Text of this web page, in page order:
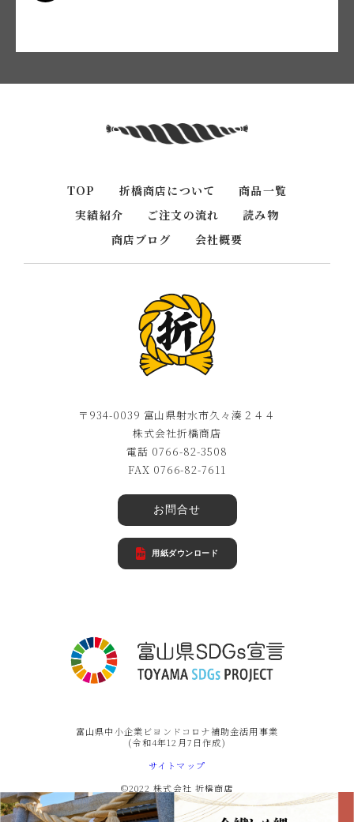
TOP 折橋商店について
商品一覧
実績紹介
ご注文の流れ
読み物
商店ブログ
会社概要
〒934-0039 富山県射水市久々湊２４４
株式会社折橋商店
電話 0766-82-3508
FAX 0766-82-7611
お問合せ
用紙ダウンロード
富山県中小企業ビヨンドコロナ補助金活用事業
(令和4年12月7日作成)
サイトマップ
©2022 株式会社 折橋商店